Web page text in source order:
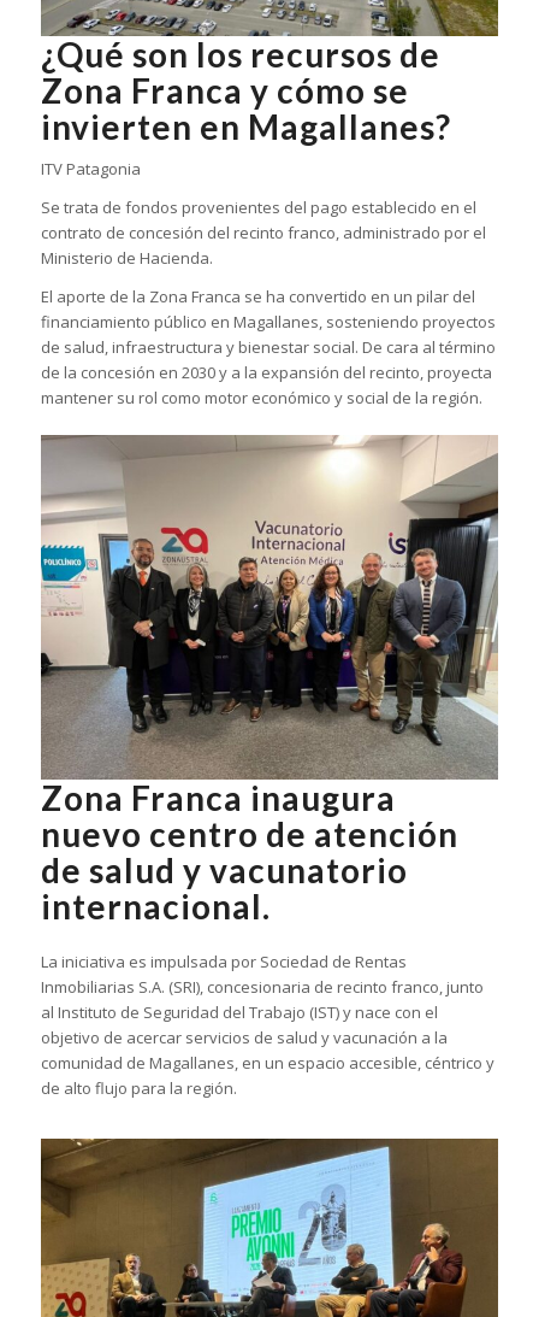
¿Qué son los recursos de
Zona Franca y cómo se
invierten en Magallanes?
ITV Patagonia
Se trata de fondos provenientes del pago establecido en el
contrato de concesión del recinto franco, administrado por el
Ministerio de Hacienda.
El aporte de la Zona Franca se ha convertido en un pilar del
financiamiento público en Magallanes, sosteniendo proyectos
de salud, infraestructura y bienestar social. De cara al término
de la concesión en 2030 y a la expansión del recinto, proyecta
mantener su rol como motor económico y social de la región.
Zona Franca inaugura
nuevo centro de atención
de salud y vacunatorio
internacional.
La iniciativa es impulsada por Sociedad de Rentas
Inmobiliarias S.A. (SRI), concesionaria de recinto franco, junto
al Instituto de Seguridad del Trabajo (IST) y nace con el
objetivo de acercar servicios de salud y vacunación a la
comunidad de Magallanes, en un espacio accesible, céntrico y
de alto flujo para la región.